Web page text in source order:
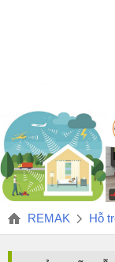
REMAK Hỗ